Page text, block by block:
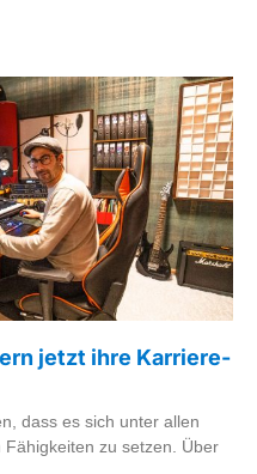
jetzt ihre Karriere-
dass es sich unter allen
zu setzen. Über